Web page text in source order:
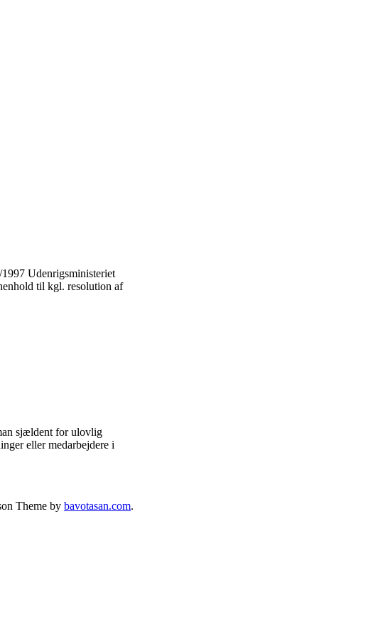
Udenrigsministeriet
til kgl. resolution af
sjældent for ulovlig
eller medarbejdere i
Theme by bavotasan.com.